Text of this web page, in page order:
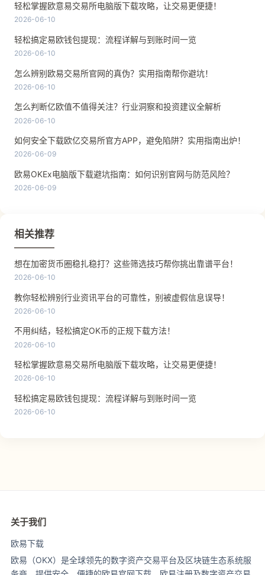
轻松掌握欧意易交易所电脑版下载攻略，让交易更便捷！
2026-06-10
轻松搞定易欧钱包提现：流程详解与到账时间一览
2026-06-10
怎么辨别欧易交易所官网的真伪？实用指南帮你避坑！
2026-06-10
怎么判断亿欧值不值得关注？行业洞察和投资建议全解析
2026-06-10
如何安全下载欧亿交易所官方APP，避免陷阱？实用指南出炉！
2026-06-09
欧易OKEx电脑版下载避坑指南：如何识别官网与防范风险？
2026-06-09
相关推荐
想在加密货币圈稳扎稳打？这些筛选技巧帮你挑出靠谱平台！
2026-06-10
教你轻松辨别行业资讯平台的可靠性，别被虚假信息误导！
2026-06-10
不用纠结，轻松搞定OK币的正规下载方法！
2026-06-10
轻松掌握欧意易交易所电脑版下载攻略，让交易更便捷！
2026-06-10
轻松搞定易欧钱包提现：流程详解与到账时间一览
2026-06-10
关于我们
欧易下载
欧易（OKX）是全球领先的数字资产交易平台及区块链生态系统服